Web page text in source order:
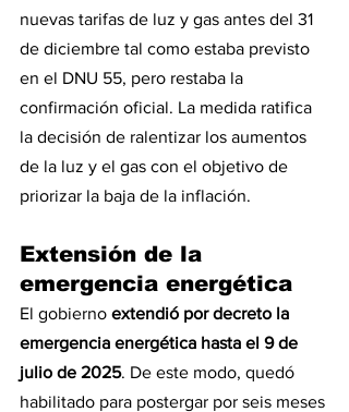
nuevas tarifas de luz y gas antes del 31
de diciembre tal como estaba previsto
en el DNU 55, pero restaba la
confirmación oficial. La medida ratifica
la decisión de ralentizar los aumentos
de la luz y el gas con el objetivo de
priorizar la baja de la inflación.
Extensión de la
emergencia energética
El gobierno extendió por decreto la
emergencia energética hasta el 9 de
julio de 2025. De este modo, quedó
habilitado para postergar por seis meses